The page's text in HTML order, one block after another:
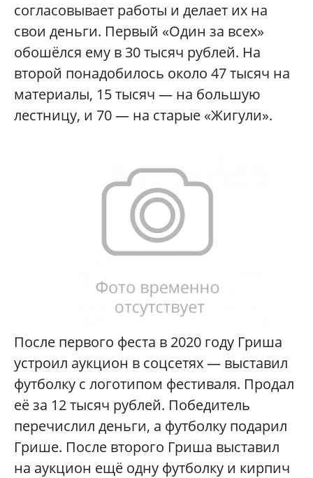
согласовывает работы и делает их на
свои деньги. Первый «Один за всех»
обошёлся ему в 30 тысяч рублей. На
второй понадобилось около 47 тысяч на
материалы, 15 тысяч — на большую
лестницу, и 70 — на старые «Жигули».
После первого феста в 2020 году Гриша
устроил аукцион в соцсетях — выставил
футболку с логотипом фестиваля. Продал
её за 12 тысяч рублей. Победитель
перечислил деньги, а футболку подарил
Грише. После второго Гриша выставил
на аукцион ещё одну футболку и кирпич